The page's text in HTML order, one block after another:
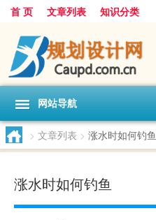
首 页 文章列表 知识分类
网站导航
> 文章列表 > 涨水时如何钓鱼
涨水时如何钓鱼